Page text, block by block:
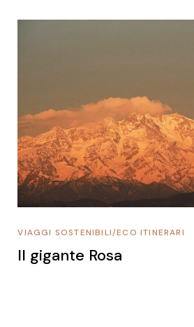
ECO ITINERARI
/
VIAGGI SOSTENIBILI
Il gigante Rosa